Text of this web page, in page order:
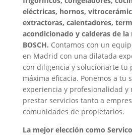
eléctricas, hornos,
extractoras, calentadores,
acondicionado y calderas de la
BOSCH. Contamos con un
en Madrid con una dilatada
con diligencia y solucionarte tu
máxima eficacia. Ponemos a tu
experiencia y profesionalidad y
prestar servicios tanto a
comunidades de propietarios.
La mejor elección como